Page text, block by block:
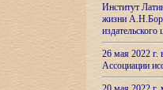
Институт
жизни
26 мая 2022
Ассоциации